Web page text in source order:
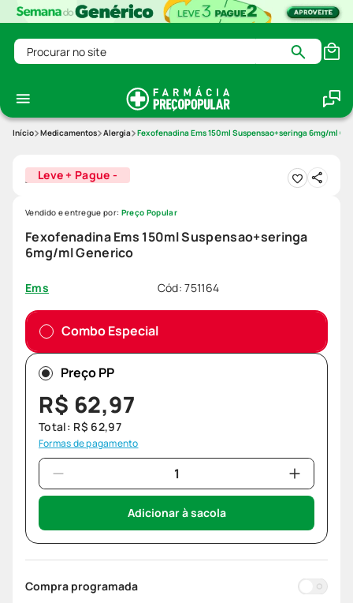
Procurar no site
Medicamentos Alergia Fexofenadina Ems 150ml Suspensao+seringa 6mg/ml
Leve + Pague -
Fexofenadina Ems 150ml Suspensao+seringa
6mg/ml Generico
Ems Cód:751164
Vendido e entregue por: Preço Popular
Combo Especial
Preço PP
R$ 62,97
Total: R$ 62,97
Formas de pagamento
Adicionar à sacola
Compra programada